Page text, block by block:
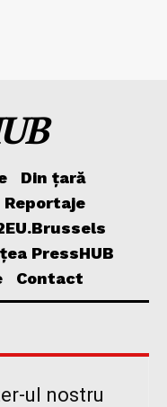
Din țară
Reportaje
PressHUB
Contact
ul nostru